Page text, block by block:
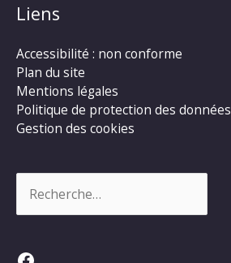
Liens
Accessibilité : non conforme
Plan du site
Mentions légales
Politique de protection des données
Gestion des cookies